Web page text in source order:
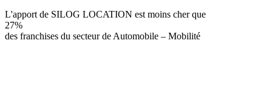
L'apport de SILOG LOCATION est moins cher que
27%
des franchises du secteur de Automobile – Mobilité